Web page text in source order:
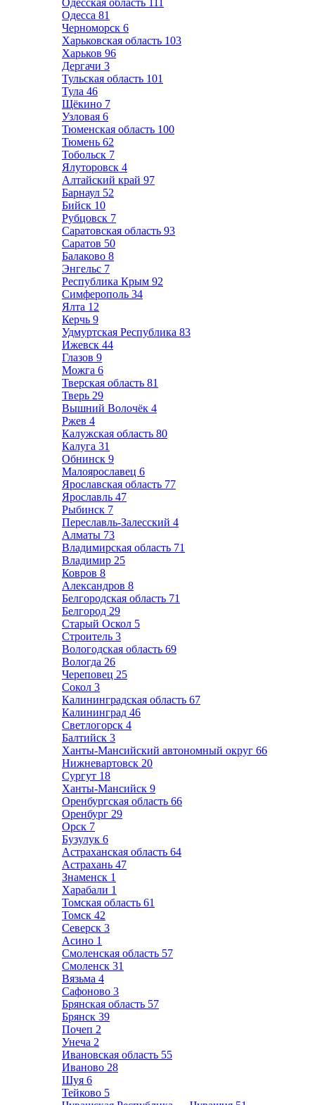
Одесская область 111
Одесса 81
Черноморск 6
Харьковская область 103
Харьков 96
Дергачи 3
Тульская область 101
Тула 46
Щёкино 7
Узловая 6
Тюменская область 100
Тюмень 62
Тобольск 7
Ялуторовск 4
Алтайский край 97
Барнаул 52
Бийск 10
Рубцовск 7
Саратовская область 93
Саратов 50
Балаково 8
Энгельс 7
Республика Крым 92
Симферополь 34
Ялта 12
Керчь 9
Удмуртская Республика 83
Ижевск 44
Глазов 9
Можга 6
Тверская область 81
Тверь 29
Вышний Волочёк 4
Ржев 4
Калужская область 80
Калуга 31
Обнинск 9
Малоярославец 6
Ярославская область 77
Ярославль 47
Рыбинск 7
Переславль-Залесский 4
Алматы 73
Владимирская область 71
Владимир 25
Ковров 8
Александров 8
Белгородская область 71
Белгород 29
Старый Оскол 5
Строитель 3
Вологодская область 69
Вологда 26
Череповец 25
Сокол 3
Калининградская область 67
Калининград 46
Светлогорск 4
Балтийск 3
Ханты-Мансийский автономный округ 66
Нижневартовск 20
Сургут 18
Ханты-Мансийск 9
Оренбургская область 66
Оренбург 29
Орск 7
Бузулук 6
Астраханская область 64
Астрахань 47
Знаменск 1
Харабали 1
Томская область 61
Томск 42
Северск 3
Асино 1
Смоленская область 57
Смоленск 31
Вязьма 4
Сафоново 3
Брянская область 57
Брянск 39
Почеп 2
Унеча 2
Ивановская область 55
Иваново 28
Шуя 6
Тейково 5